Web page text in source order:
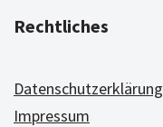
Rechtliches
Datenschutzerklärung
Impressum